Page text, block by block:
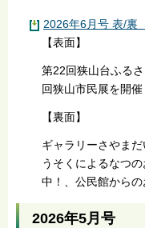
2026年6月号 表/裏
【表面】
第22回狭山台ふる
回狭山市民展を開
【裏面】
ギャラリーさやま
うそくによるなつ
中！、公民館から
2026年5月号